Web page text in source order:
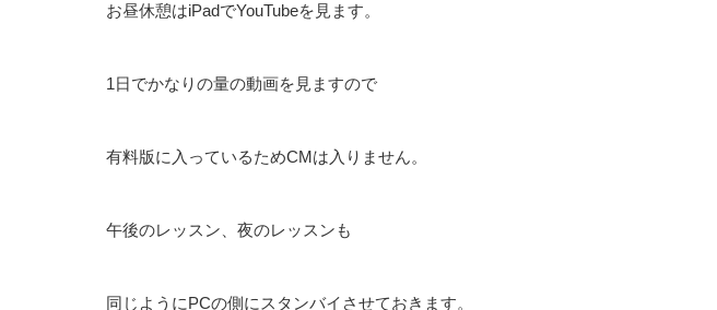
お昼休憩はiPadでYouTubeを見ます。
1日でかなりの量の動画を見ますので
有料版に入っているためCMは入りません。
午後のレッスン、夜のレッスンも
同じようにPCの側にスタンバイさせておきます。